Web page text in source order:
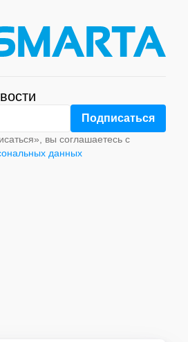
вы соглашаетесь с
данных